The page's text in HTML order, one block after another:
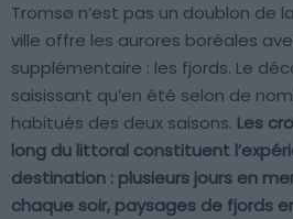
Tromsø n’est pas un doublon de
ville offre les aurores boréales
supplémentaire : les fjords. Le
saisissant qu’en été selon de
habitués des deux saisons. Les
long du littoral constituent
destination : plusieurs jours en
chaque soir, paysages de fjords